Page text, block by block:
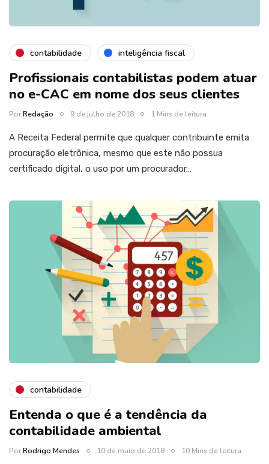
contabilidade inteligência fiscal
Profissionais contabilistas podem atuar
no e-CAC em nome dos seus clientes
PorRedação 9 de julho de 2018 1 Mins de leitura
A Receita Federal permite que qualquer contribuinte emita
procuração eletrônica, mesmo que este não possua
certificado digital, o uso por um procurador…
contabilidade
Entenda o que é a tendência da
contabilidade ambiental
PorRodrigo Mendes 10 de maio de 2018 10 Mins de leitura